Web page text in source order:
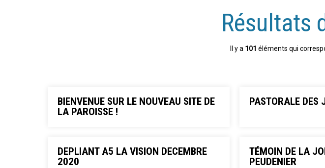
Résultats
Il y a 101 éléments qui
BIENVENUE SUR LE NOUVEAU SITE DE
LA PAROISSE !
PASTORALE DES
DEPLIANT A5 LA VISION DECEMBRE
2020
TÉMOIN DE LA
PEUDENIER